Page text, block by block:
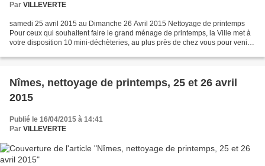
Par VILLEVERTE
samedi 25 avril 2015 au Dimanche 26 Avril 2015 Nettoyage de printemps
Pour ceux qui souhaitent faire le grand ménage de printemps, la Ville met à
votre disposition 10 mini-déchèteries, au plus près de chez vous pour venir y
Nîmes, nettoyage de printemps, 25 et 26 avril
2015
Publié le 16/04/2015 à 14:41
Par VILLEVERTE